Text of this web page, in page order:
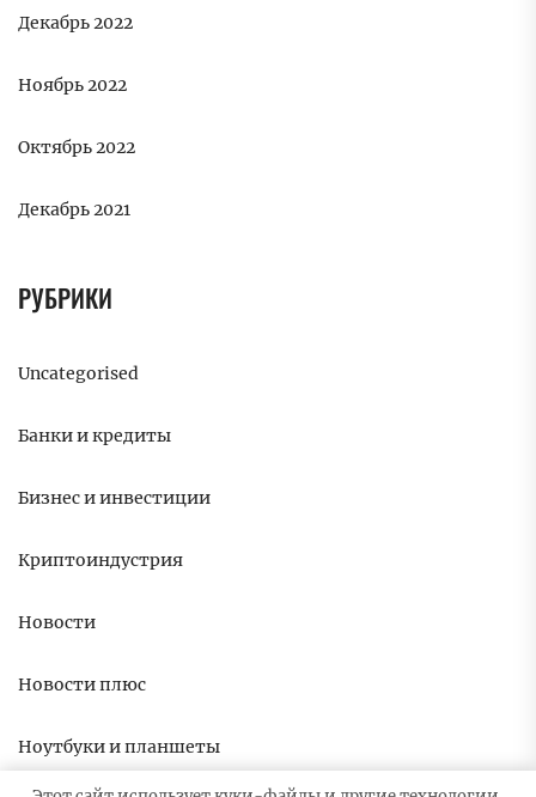
Декабрь 2022
Ноябрь 2022
Октябрь 2022
Декабрь 2021
РУБРИКИ
Uncategorised
Банки и кредиты
Бизнес и инвестиции
Криптоиндустрия
Новости
Новости плюс
Ноутбуки и планшеты